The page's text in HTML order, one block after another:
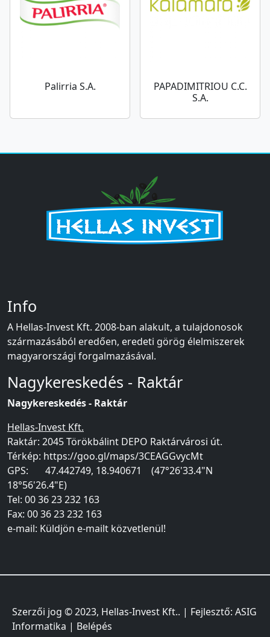
Palirria S.A.
PAPADIMITRIOU C.C.
S.A.
Info
A Hellas-Invest Kft. 2008-ban alakult, a tulajdonosok
származásából eredően, eredeti görög élelmiszerek
magyarországi forgalmazásával.
Nagykereskedés - Raktár
Nagykereskedés - Raktár
Hellas-Invest Kft.
Raktár: 2045 Törökbálint DEPO Raktárvárosi út.
Térkép: https://goo.gl/maps/3CEAGGvycMt
GPS: 47.442749, 18.940671 (47°26'33.4"N
18°56'26.4"E)
Tel: 00 36 23 232 163
Fax: 00 36 23 232 163
e-mail: Küldjön e-mailt közvetlenül!
Szerzői jog © 2023, Hellas-Invest Kft.. | Fejlesztő: ASIG
Informatika | Belépés